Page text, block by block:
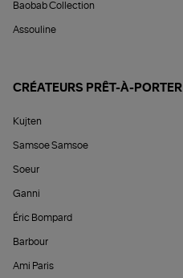
Baobab Collection
Assouline
CRÉATEURS PRÊT-À-PORTER
Kujten
Samsoe Samsoe
Soeur
Ganni
Éric Bompard
Barbour
Ami Paris